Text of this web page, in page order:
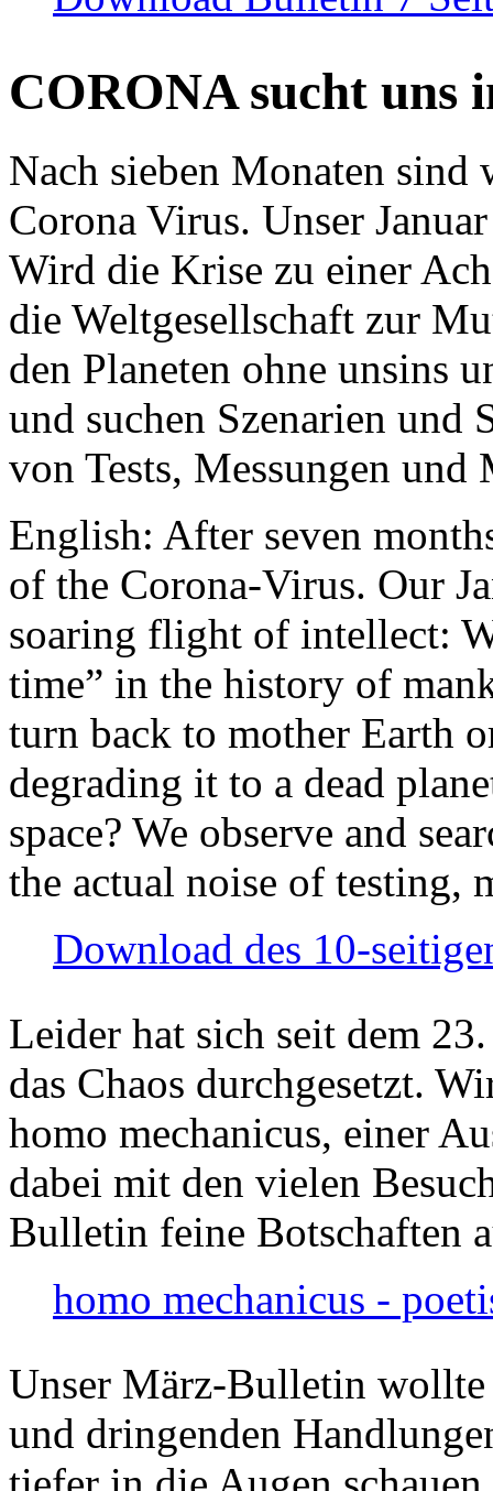
CORONA sucht uns
Nach sieben Monaten
Corona Virus. Unser
Wird die Krise zu einer
die Weltgesellschaft zur
den Planeten ohne unsins
und suchen Szenarien und
von Tests, Messungen und
English: After seven
of the Corona-Virus. Our
soaring flight of intellect:
time” in the history of
turn back to mother Earth
degrading it to a dead
space? We observe and
the actual noise of testing,
Download des 10-
Leider hat sich seit dem
das Chaos durchgesetzt.
homo mechanicus, einer
dabei mit den vielen
Bulletin feine Botschaften
homo mechanicus -
Unser März-Bulletin
und dringenden